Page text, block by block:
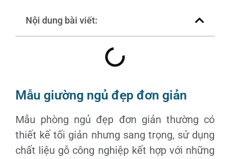
Nội dung bài viết:
Mẫu giường ngủ đẹp đơn giản
Mẫu phòng ngủ đẹp đơn giản thường có
thiết kế tối giản nhưng sang trọng, sử dụng
chất liệu gỗ công nghiệp kết hợp với những